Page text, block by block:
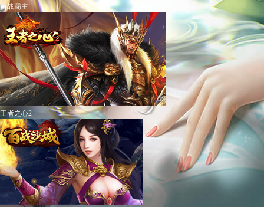
百战霸主
王者之心2